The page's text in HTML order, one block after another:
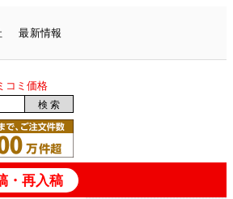
最新情報
コミ価格
・再入稿